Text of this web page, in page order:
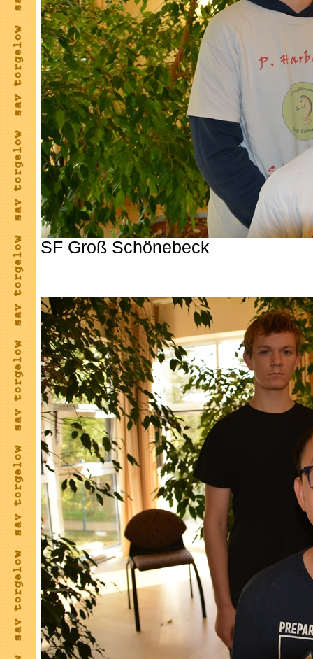
SF Groß Schönebeck